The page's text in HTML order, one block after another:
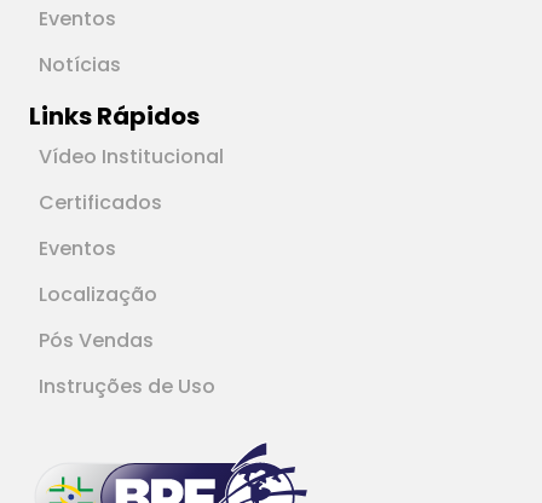
Eventos
Notícias
Links Rápidos
Vídeo Institucional
Certificados
Eventos
Localização
Pós Vendas
Instruções de Uso